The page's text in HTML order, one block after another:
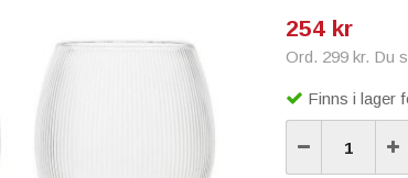
254 kr
Ord. 299 kr. Du
Finns i lager